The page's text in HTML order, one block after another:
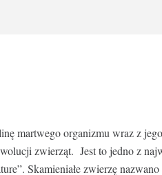
martwego organizmu wraz z
zwierząt. Jest to jedno z
Skamieniałe zwierzę nazwano